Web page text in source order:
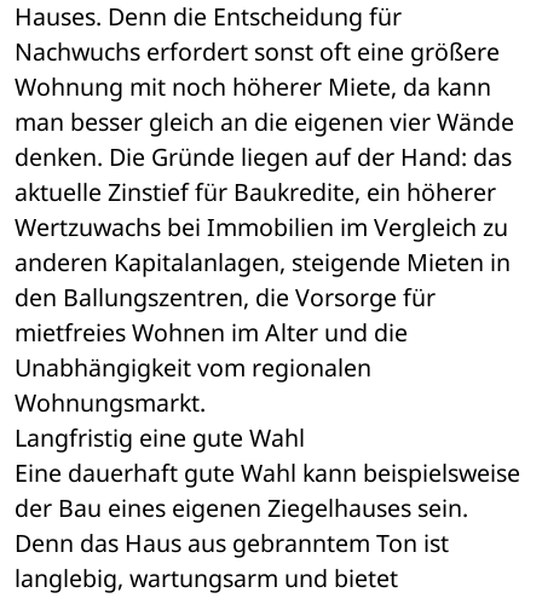
Hauses. Denn die Entscheidung für
Nachwuchs erfordert sonst oft eine größere
Wohnung mit noch höherer Miete, da kann
man besser gleich an die eigenen vier Wände
denken. Die Gründe liegen auf der Hand: das
aktuelle Zinstief für Baukredite, ein höherer
Wertzuwachs bei Immobilien im Vergleich zu
anderen Kapitalanlagen, steigende Mieten in
den Ballungszentren, die Vorsorge für
mietfreies Wohnen im Alter und die
Unabhängigkeit vom regionalen
Wohnungsmarkt.
Langfristig eine gute Wahl
Eine dauerhaft gute Wahl kann beispielsweise
der Bau eines eigenen Ziegelhauses sein.
Denn das Haus aus gebranntem Ton ist
langlebig, wartungsarm und bietet